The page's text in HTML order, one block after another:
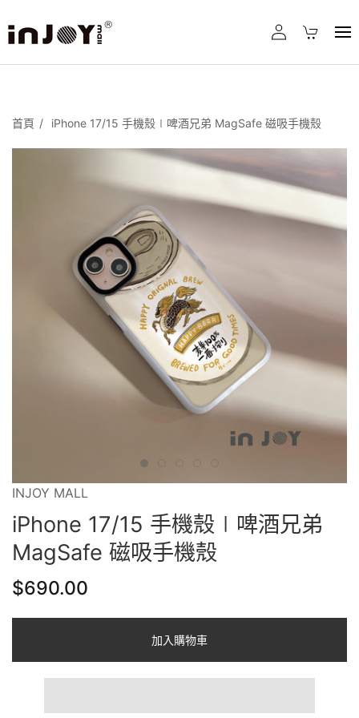
首頁 iPhone 17/15 手機殼∣啤酒兄弟 MagSafe 磁吸手機殼
INJOY MALL
iPhone 17/15 手機殼∣啤酒兄弟
MagSafe 磁吸手機殼
$690.00
加入購物車